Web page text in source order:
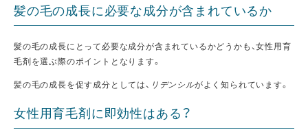
髪の毛の成長に必要な成分が含まれているか
髪の毛の成長にとって必要な成分が含まれているかどうかも、女性用育
毛剤を選ぶ際のポイントとなります。
髪の毛の成長を促す成分としては、 リデンシルがよく知られています。
女性用育毛剤に即効性はある？